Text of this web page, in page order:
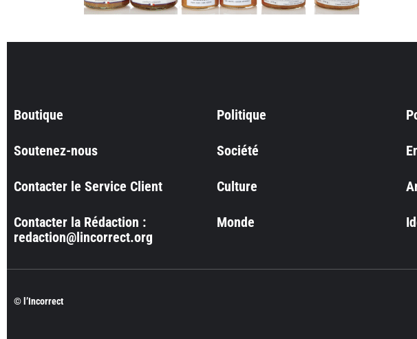
Boutique
Soutenez-nous
Contacter le Service Client
Contacter la Rédaction :
redaction@lincorrect.org
Politique
Société
Culture
Monde
© l’Incorrect